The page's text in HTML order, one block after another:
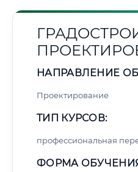
НАПРАВЛЕНИЕ
Проектирование
ТИП КУРСОВ:
профессиональная
ФОРМА